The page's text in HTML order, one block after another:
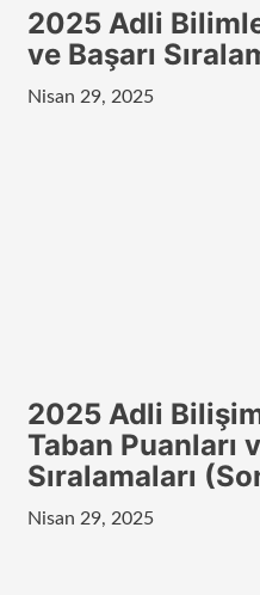
2025 Adli
ve Başarı
Nisan 29, 2025
2025 Adli
Taban Puanları
Sıralamaları
Nisan 29, 2025